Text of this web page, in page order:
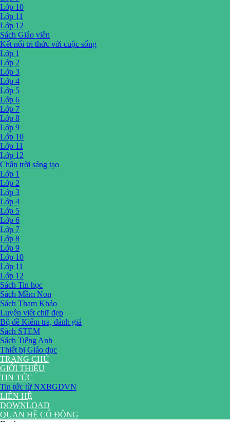
Lớp 10
Lớp 11
Lớp 12
Sách Giáo viên
Kết nối tri thức với cuộc sống
Lớp 1
Lớp 2
Lớp 3
Lớp 4
Lớp 5
Lớp 6
Lớp 7
Lớp 8
Lớp 9
Lớp 10
Lớp 11
Lớp 12
Chân trời sáng tạo
Lớp 1
Lớp 2
Lớp 3
Lớp 4
Lớp 5
Lớp 6
Lớp 7
Lớp 8
Lớp 9
Lớp 10
Lớp 11
Lớp 12
Sách Tin học
Sách Mầm Non
Sách Tham Khảo
Luyện viết chữ đẹp
Bộ đề Kiểm tra, đánh giá
Sách STEM
Sách Tiếng Anh
Thiết bị Giáo dục
TRANG CHỦ
GIỚI THIỆU
TIN TỨC
Tin tức từ NXBGDVN
LIÊN HỆ
DOWNLOAD
QUAN HỆ CỔ ĐÔNG